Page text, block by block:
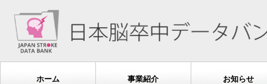
ホーム 事業紹介 お知らせ